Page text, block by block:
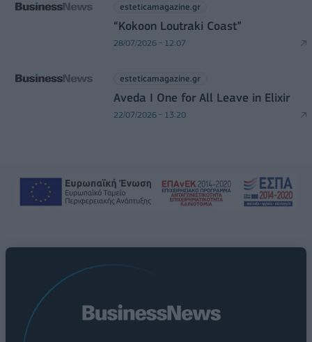
esteticamagazine.gr
“Kokoon Loutraki Coast”
28/07/2026 - 12:07
esteticamagazine.gr
Aveda I One for All Leave in Elixir
22/07/2026 - 13:20